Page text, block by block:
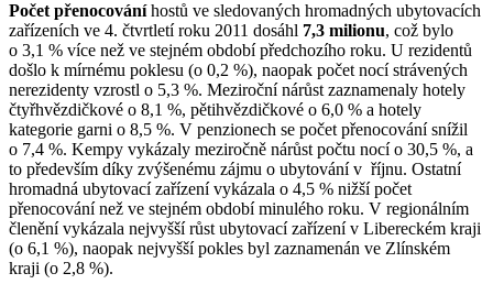
Počet přenocováníhostů ve sledovaných hromadných ubytovacích
zařízeních ve 4. čtvrtletí roku 2011 dosáhl 7,3 milionu, což bylo
o 3,1 % více než ve stejném období předchozího roku. U rezidentů
došlo k mírnému poklesu (o 0,2 %), naopak počet nocí strávených
nerezidenty vzrostl o 5,3 %. Meziroční nárůst zaznamenaly hotely
čtyřhvězdičkové o 8,1 %, pětihvězdičkové o 6,0 % a hotely
kategorie garni o 8,5 %. V penzionech se počet přenocování snížil
o 7,4 %. Kempy vykázaly meziročně nárůst počtu nocí o 30,5 %, a
to především díky zvýšenému zájmu o ubytování v říjnu. Ostatní
hromadná ubytovací zařízení vykázala o 4,5 % nižší počet
přenocování než ve stejném období minulého roku. V regionálním
členění vykázala nejvyšší růst ubytovací zařízení v Libereckém kraji
(o 6,1 %), naopak nejvyšší pokles byl zaznamenán ve Zlínském
kraji (o 2,8 %).